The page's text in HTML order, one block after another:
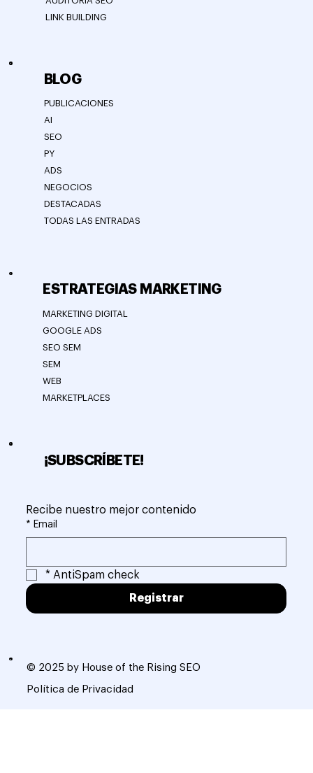
© 2025 by House of the Rising SEO
Política de Privacidad
¡SUBSCRÍBETE!
Recibe nuestro mejor contenido
* Email
* AntiSpam check
Registrar
LINK BUILDING
ESTRATEGIAS MARKETING
MARKETING DIGITAL
GOOGLE ADS
SEO SEM
SEM
WEB
MARKETPLACES
BLOG
PUBLICACIONES
AI
SEO
PY
ADS
NEGOCIOS
DESTACADAS
TODAS LAS ENTRADAS